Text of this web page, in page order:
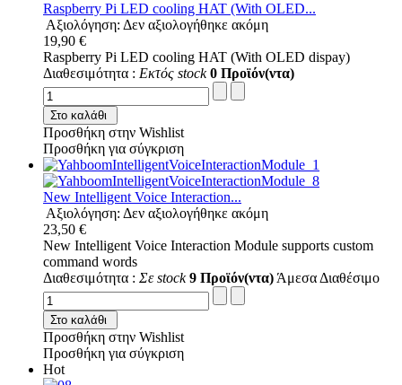
Raspberry Pi LED cooling HAT (With OLED...
Αξιολόγηση: Δεν αξιολογήθηκε ακόμη
19,90 €
Raspberry Pi LED cooling HAT (With OLED dispay)
Διαθεσιμότητα : Εκτός stock 0 Προϊόν(ντα)
Στο καλάθι
Προσθήκη στην Wishlist
Προσθήκη για σύγκριση
New Intelligent Voice Interaction...
Αξιολόγηση: Δεν αξιολογήθηκε ακόμη
23,50 €
New Intelligent Voice Interaction Module supports custom
command words
Διαθεσιμότητα : Σε stock 9 Προϊόν(ντα) Άμεσα Διαθέσιμο
Στο καλάθι
Προσθήκη στην Wishlist
Προσθήκη για σύγκριση
Hot